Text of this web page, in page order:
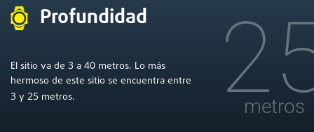
Profundidad
El sitio va de 3 a 40 metros. Lo más
hermoso de este sitio se encuentra entre
3 y 25 metros. metros